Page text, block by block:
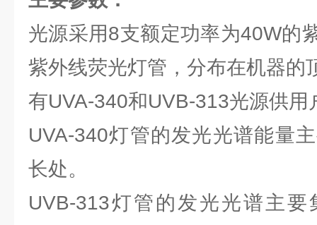
光源采用8支额定功率为40W的
紫外线荧光灯管，分布在机器的
有UVA-340和UVB-313光源供用
UVA-340灯管的发光光谱能量
长处。
UVB-313灯管的发光光谱主